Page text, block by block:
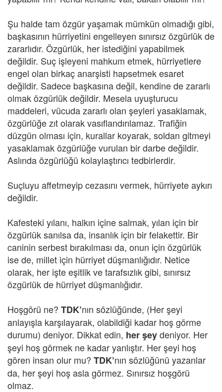
Şu halde tam özgür yaşamak mümkün olmadığı gibi,
başkasının hürriyetini engelleyen sınırsız özgürlük de
zararlıdır. Özgürlük, her istediğini yapabilmek
değildir. Suç işleyeni mahkum etmek, hürriyetlere
engel olan birkaç anarşisti hapsetmek esaret
değildir. Sadece başkasına değil, kendine de zararlı
olmak özgürlük değildir. Mesela uyuşturucu
maddeleri, vücuda zararlı olan şeyleri yasaklamak,
özgürlüğe zıt olarak vasıflandırılamaz. Trafiğin
düzgün olması için, kurallar koyarak, soldan gitmeyi
yasaklamak özgürlüğe vurulan bir darbe değildir.
Aslında özgürlüğü kolaylaştırıcı tedbirlerdir.
Suçluyu affetmeyip cezasını vermek, hürriyete aykırı
değildir.
Kafesteki yılanı, halkın içine salmak, yılan için bir
özgürlük sanılsa da, insanlık için bir felakettir. Bir
caninin serbest bırakılması da, onun için özgürlük
ise de, millet için hürriyet düşmanlığıdır. Netice
olarak, her işte eşitlik ve tarafsızlık gibi, sınırsız
özgürlük de hürriyet düşmanlığıdır.
Hoşgörü ne? TDK’nın sözlüğünde, (Her şeyi
anlayışla karşılayarak, olabildiği kadar hoş görme
durumu) deniyor. Dikkat edin, her şeydeniyor. Her
şeyi hoş görmek ne kadar yanlıştır. Her şeyi hoş
gören insan olur mu? TDK’nın sözlüğünü yazanlar
da, her şeyi hoş asla görmez. Sınırsız hoşgörü
olmaz.